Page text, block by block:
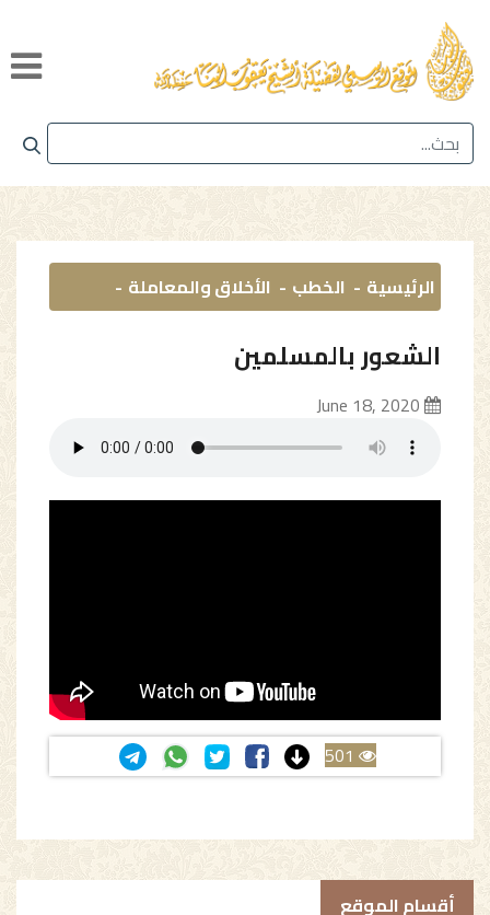
أقسام الموقع
الرئيسية الخطب الأخلاق والمعاملة
الشعور بالمسلمين